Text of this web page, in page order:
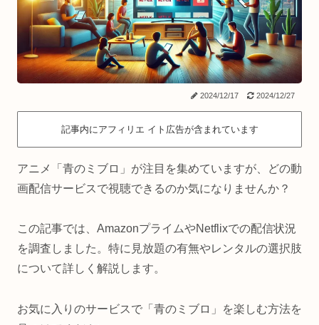
2024/12/17 2024/12/27
記事内にアフィリエ イト広告が含まれています
アニメ「青のミブロ」が注目を集めていますが、どの動
画配信サービスで視聴できるのか気になりませんか？
この記事では、AmazonプライムやNetflixでの配信状況
を調査しました。特に見放題の有無やレンタルの選択肢
について詳しく解説します。
お気に入りのサービスで「青のミブロ」を楽しむ方法を